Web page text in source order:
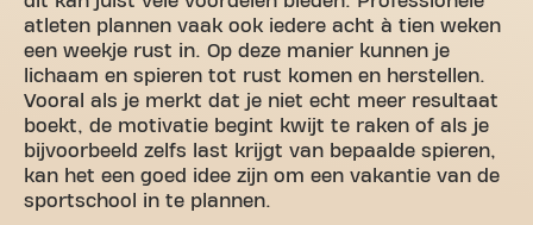
atleten plannen vaak ook iedere acht à tien weken
een weekje rust in. Op deze manier kunnen je
lichaam en spieren tot rust komen en herstellen.
Vooral als je merkt dat je niet echt meer resultaat
boekt, de motivatie begint kwijt te raken of als je
bijvoorbeeld zelfs last krijgt van bepaalde spieren,
kan het een goed idee zijn om een vakantie van de
sportschool in te plannen.